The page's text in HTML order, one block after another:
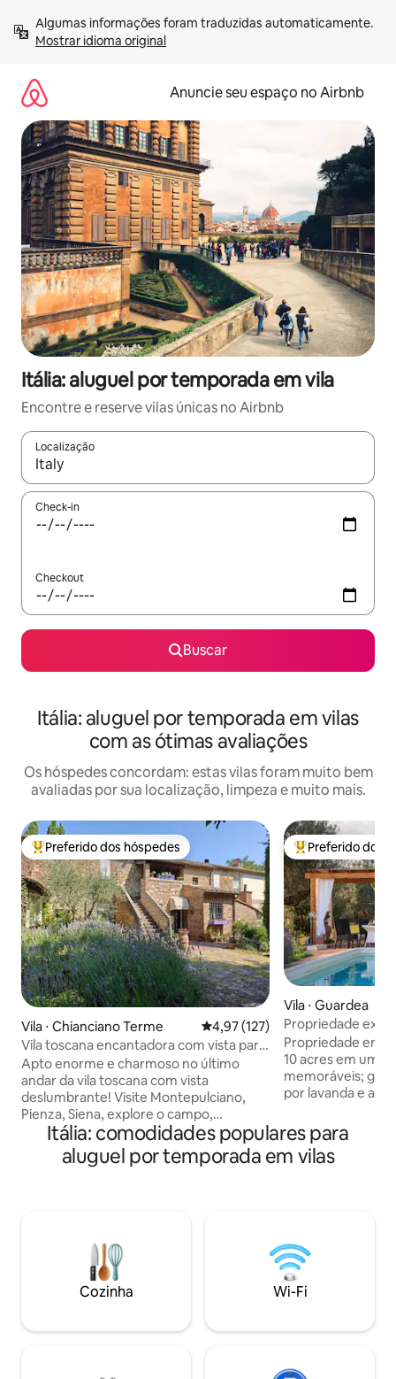
para
Mostrar idioma original
Anuncie seu espaço no Airbnb
Itália: aluguel por temporada em vila
Encontre e reserve vilas únicas no Airbnb
Localização
Quando os resultados estiverem disponíveis, explore-os
Check-in
Checkout
Buscar
Itália: aluguel por temporada em vilas
com as ótimas avaliações
Os hóspedes concordam: estas vilas foram muito bem
avaliadas por sua localização, limpeza e muito mais.
Entre os melhores preferidos dos hóspedes
Preferido dos hóspedes
Vila ⋅ Chianciano Terme 4,97 de uma avaliação média de
4,97 (127)
Vila toscana encantadora com vista para
família e amigos
Apto enorme e charmoso no último
andar da vila toscana com vista
deslumbrante! Visite Montepulciano,
Pienza, Siena, explore o campo,
vinhedos e fontes termais, caminhadas
ou e-bike, passeando ou dirigindo! Duas
suítes espaçosas com camas de alta
visitas e degustações na vinícola, aulas
de culinária e jantares privados. NOVA
banheira quente de frente para o topo
verde da colina! Experimente a Toscana
Entre os
Preferido dos
Vila ⋅ Guardea
Propriedade
piscina e olival!
Propriedade
10 acres em uma
memoráveis;
por lavanda e
Muito privado e
quartos, 4
jacuzzib, smartTV
da estação de
5 minutos de
Grounds/zelador
Itália: comodidades populares para
aluguel por temporada em vilas
Cozinha Wi-Fi